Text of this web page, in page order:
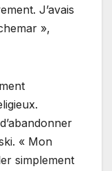
J’avais
»,
« Mon
simplement